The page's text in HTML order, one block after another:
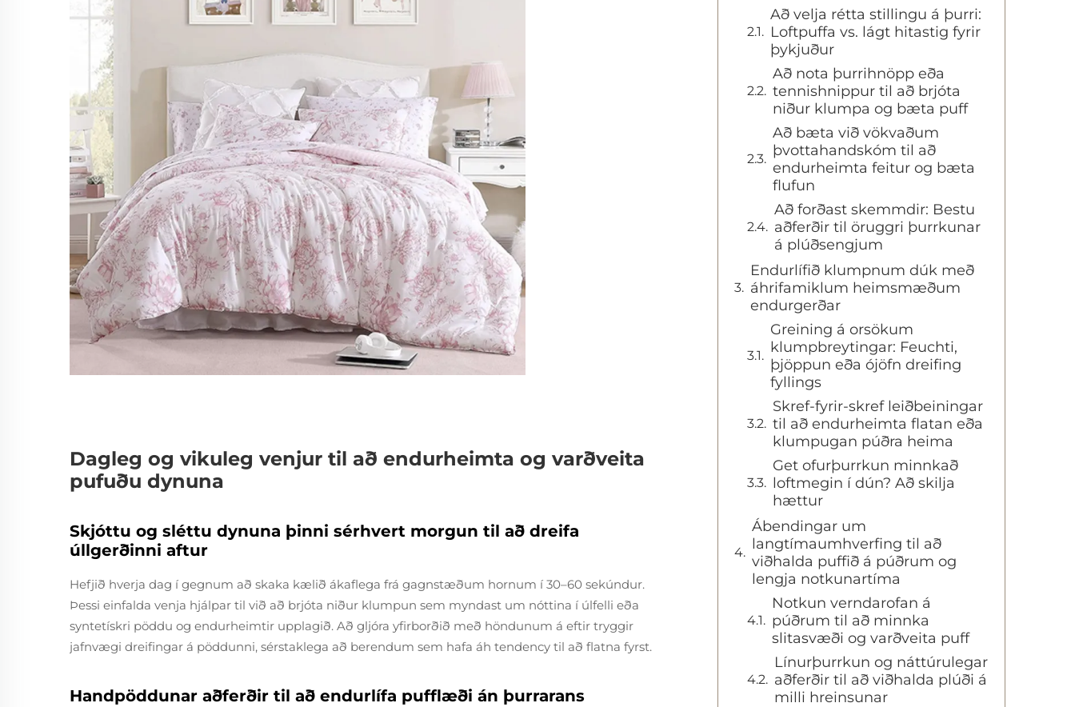
Dagleg og vikuleg venjur til að endurheimta og varðveita
pufuðu dynuna
Skjóttu og sléttu dynuna þinni sérhvert morgun til að dreifa
úllgerðinni aftur
Hefjið hverja dag í gegnum að skaka kælið ákaflega frá gagnstæðum hornum í 30–60 sekúndur.
Þessi einfalda venja hjálpar til við að brjóta niður klumpun sem myndast um nóttina í úlfelli eða
syntetískri pöddu og endurheimtir upplagið. Að gljóra yfirborðið með höndunum á eftir tryggir
jafnvægi dreifingar á pöddunni, sérstaklega að berendum sem hafa áh tendency til að flatna fyrst.
Handpöddunar aðferðir til að endurlífa pufflæði án þurrarans
Að velja rétta stillingu á þurri:
Loftpuffa vs. lágt hitastig fyrir
þykjuður
Að nota þurrihnöpp eða
tennishnippur til að brjóta
niður klumpa og bæta puff
Að bæta við vökvaðum
þvottahandskóm til að
endurheimta feitur og bæta
flufun
Að forðast skemmdir: Bestu
aðferðir til öruggri þurrkunar
á plúðsengjum
Endurlífið klumpnum dúk með
áhrifamiklum heimsmæðum
endurgerðar
Greining á orsökum
klumpbreytingar: Feuchti,
þjöppun eða ójöfn dreifing
fyllings
Skref-fyrir-skref leiðbeiningar
til að endurheimta flatan eða
klumpugan púðra heima
Get ofurþurrkun minnkað
loftmegin í dún? Að skilja
hættur
Ábendingar um
langtímaumhverfing til að
viðhalda puffið á púðrum og
lengja notkunartíma
Notkun verndarofan á
púðrum til að minnka
slitasvæði og varðveita puff
Línurþurrkun og náttúrulegar
aðferðir til að viðhalda plúði á
milli hreinsunar